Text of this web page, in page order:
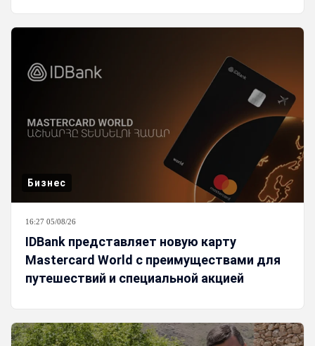
Бизнес
16:27 05/08/26
IDBank представляет новую карту
Mastercard World с преимуществами для
путешествий и специальной акцией